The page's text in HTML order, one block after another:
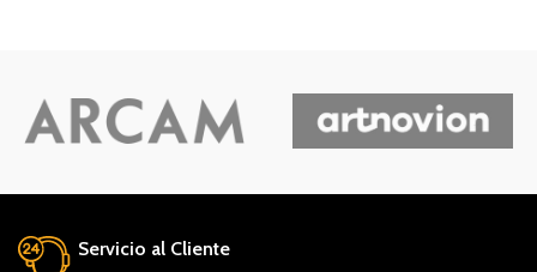
Servicio al Cliente